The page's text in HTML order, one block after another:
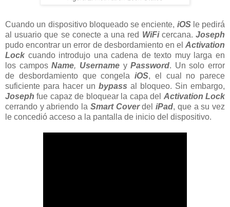
Cuando un dispositivo bloqueado se enciente, iOS le pedirá
al usuario que se conecte a una red WiFicercana.Joseph
pudo encontrar un error de desbordamiento en el Activation
Lock cuando introdujo una cadena de texto muy larga en
los camposName, Username yPassword. Un solo error
de desbordamiento que congela iOS, el cual no parece
suficiente para hacer un bypass al bloqueo. Sin embargo,
Joseph fue capaz de bloquear la capa del Activation Lock
cerrando y abriendo la Smart CoverdeliPad, que a su vez
le concedió acceso a la pantalla de inicio del dispositivo.